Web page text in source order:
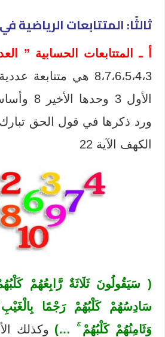
ثالثًا: المتتابعات الرياضية
أ ـ المتتابعات الحسابية ”
8،7،6،5،4،3 هي
ورد ذكرها في قول الحق
الكهف الآية 22
( سَيَقُولُونَ ثَلَاثَةٌ رَّابِعُهُمْ
سَادِسُهُمْ كَلْبُهُمْ رَجْمًا
وَثَامِنُهُمْ كَلْبُهُمْ
…)